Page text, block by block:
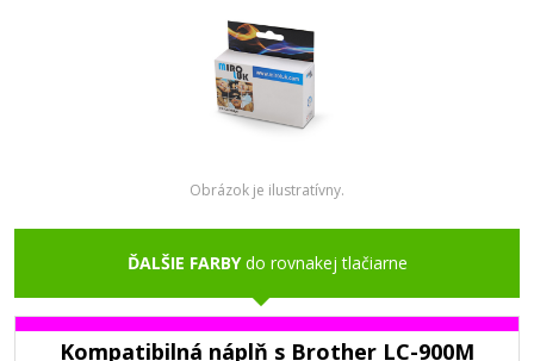
Obrázok je ilustratívny.
ĎALŠIE FARBYdo rovnakej tlačiarne
Kompatibilná náplň s Brother LC-900M